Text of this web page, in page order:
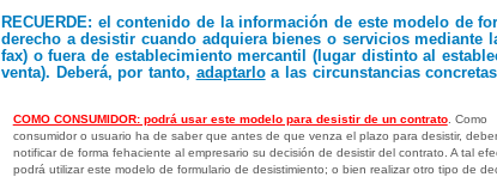
RECUERDE: el contenido de la información de este modelo de
derecho a desistir cuando adquiera bienes o servicios mediante
fax) o fuera de establecimiento mercantil (lugar distinto al
venta). Deberá, por tanto, adaptarloa las circunstancias
COMO CONSUMIDOR: podrá usar este modelo para desistir de un contrato. Como
consumidor o usuario ha de saber que antes de que venza el plazo para desistir,
notificar de forma fehaciente al empresario su decisión de desistir del contrato. A tal
podrá utilizar este modelo de formulario de desistimiento; o bien realizar otro tipo de